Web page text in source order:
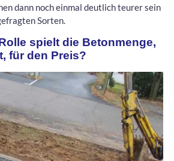
dann noch einmal deutlich teurer sein
Sorten.
spielt die Betonmenge,
für den Preis?